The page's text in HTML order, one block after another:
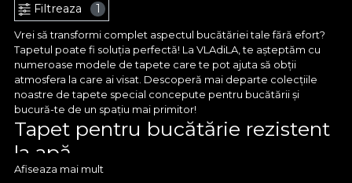
Filtreaza 1
Vrei să transformi complet aspectul bucătăriei tale fără efort?
Tapetul poate fi soluția perfectă! La VLAdiLA, te așteptăm cu
numeroase modele de tapete care te pot ajuta să obții
atmosfera la care ai visat. Descoperă mai departe colecțiile
noastre de tapete special concepute pentru bucătării și
bucură-te de un spațiu mai primitor!
Tapet pentru bucătărie rezistent
la apă
Afiseaza mai mult